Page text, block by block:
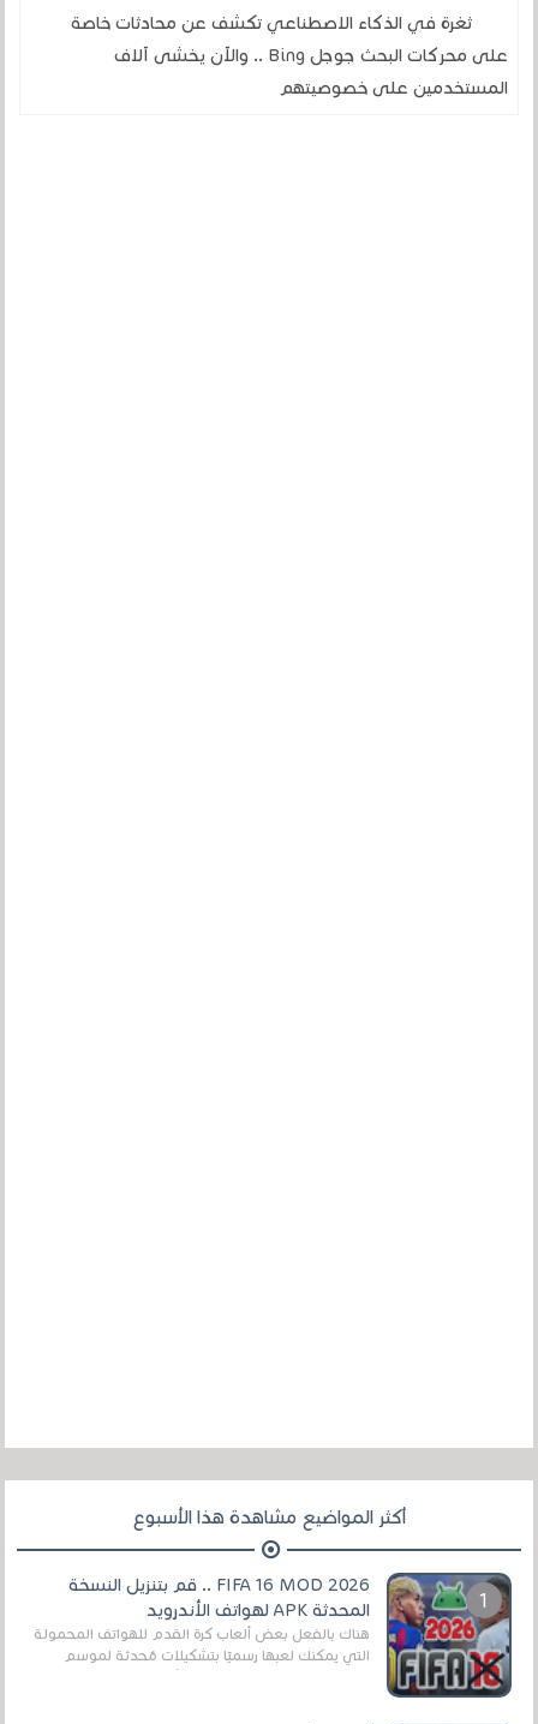
ثغرة في الذكاء الاصطناعي تكشف عن محادثات خاصة
على محركات البحث جوجل Bing .. والآن يخشى آلاف
المستخدمين على خصوصيتهم
أكثر المواضيع مشاهدة هذا الأسبوع
FIFA 16 MOD 2026 .. قم بتنزيل النسخة
المحدثة APK لهواتف الأندرويد
هناك بالفعل بعض ألعاب كرة القدم للهواتف المحمولة
التي يمكنك لعبها رسميًا بتشكيلات مُحدثة لموسم